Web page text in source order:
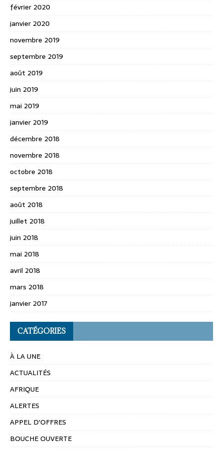
février 2020
janvier 2020
novembre 2019
septembre 2019
août 2019
juin 2019
mai 2019
janvier 2019
décembre 2018
novembre 2018
octobre 2018
septembre 2018
août 2018
juillet 2018
juin 2018
mai 2018
avril 2018
mars 2018
janvier 2017
CATÉGORIES
À LA UNE
ACTUALITÉS
AFRIQUE
ALERTES
APPEL D'OFFRES
BOUCHE OUVERTE